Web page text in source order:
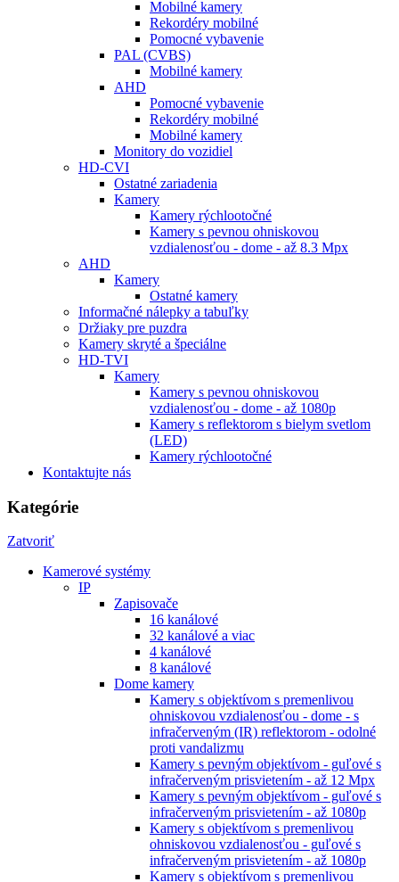
Mobilné kamery
Rekordéry mobilné
Pomocné vybavenie
PAL (CVBS)
Mobilné kamery
AHD
Pomocné vybavenie
Rekordéry mobilné
Mobilné kamery
Monitory do vozidiel
HD-CVI
Ostatné zariadenia
Kamery
Kamery rýchlootočné
Kamery s pevnou ohniskovou
vzdialenosťou - dome - až 8.3 Mpx
AHD
Kamery
Ostatné kamery
Informačné nálepky a tabuľky
Držiaky pre puzdra
Kamery skryté a špeciálne
HD-TVI
Kamery
Kamery s pevnou ohniskovou
vzdialenosťou - dome - až 1080p
Kamery s reflektorom s bielym svetlom
(LED)
Kamery rýchlootočné
Kontaktujte nás
Kategórie
Zatvoriť
Kamerové systémy
IP
Zapisovače
16 kanálové
32 kanálové a viac
4 kanálové
8 kanálové
Dome kamery
Kamery s objektívom s premenlivou
ohniskovou vzdialenosťou - dome - s
infračerveným (IR) reflektorom - odolné
proti vandalizmu
Kamery s pevným objektívom - guľové s
infračerveným prisvietením - až 12 Mpx
Kamery s pevným objektívom - guľové s
infračerveným prisvietením - až 1080p
Kamery s objektívom s premenlivou
ohniskovou vzdialenosťou - guľové s
infračerveným prisvietením - až 1080p
Kamery s objektívom s premenlivou